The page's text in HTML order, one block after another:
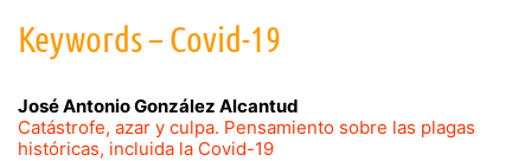
Keywords – Covid-19
José Antonio González Alcantud
Catástrofe, azar y culpa. Pensamiento sobre las plagas
históricas, incluida la Covid-19